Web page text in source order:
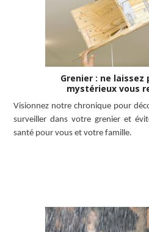
Grenier : ne laissez
mystérieux vous
Visionnez notre chronique pour
surveiller dans votre grenier et
santé pour vous et votre famille.